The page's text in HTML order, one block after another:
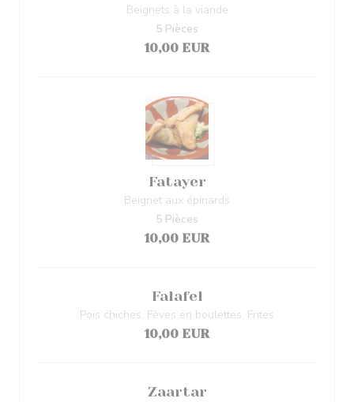
Beignets à la viande
10,00 EUR
5 Pièces
Fatayer
Beignet aux épinards
10,00 EUR
5 Pièces
Falafel
Pois chiches, Fèves en boulettes, Frites
10,00 EUR
Zaartar